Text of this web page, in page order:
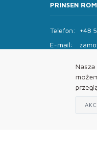
PRINSEN
Telefon:
+48
E-mail:
Pon - Pt: